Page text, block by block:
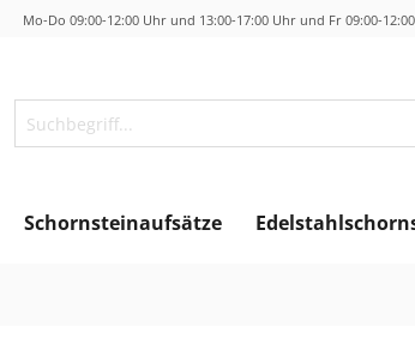
Mo-Do 09:00-12:00 Uhr und 13:00-17:00 Uhr und Fr 09:00-
Schornsteinaufsätze